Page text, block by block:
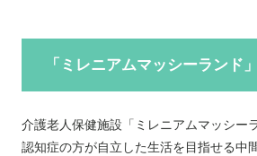
「ミレニアムマッシーランド
介護老人保健施設「ミレニアムマッシー
認知症の方が自立した生活を目指せる中